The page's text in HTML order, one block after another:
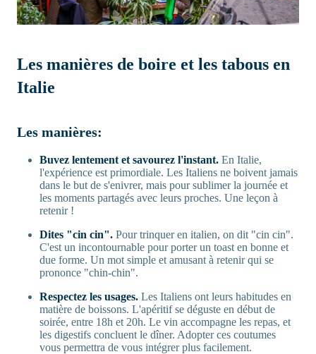
Les manières de boire et les tabous en
Italie
Les manières:
Buvez lentement et savourez l'instant. En Italie,
l'expérience est primordiale. Les Italiens ne boivent jamais
dans le but de s'enivrer, mais pour sublimer la journée et
les moments partagés avec leurs proches. Une leçon à
retenir !
Dites "cin cin". Pour trinquer en italien, on dit "cin cin".
C'est un incontournable pour porter un toast en bonne et
due forme. Un mot simple et amusant à retenir qui se
prononce "chin-chin".
Respectez les usages. Les Italiens ont leurs habitudes en
matière de boissons. L'apéritif se déguste en début de
soirée, entre 18h et 20h. Le vin accompagne les repas, et
les digestifs concluent le dîner. Adopter ces coutumes
vous permettra de vous intégrer plus facilement.